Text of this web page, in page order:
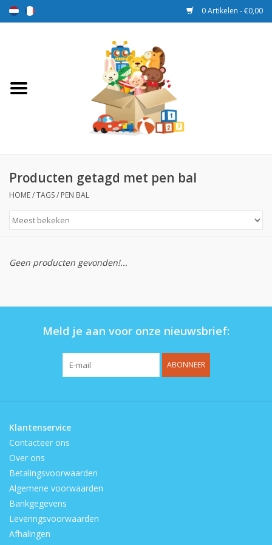
0 Artikelen - €0,00
Speelgoed
Beloningsdozen
Nieuw
Prijs
Producten getagd met pen bal
HOME/TAGS/ PEN BAL
Geen producten gevonden!...
Meld je aan voor onze nieuwsbrief:
ABONNEER
Klantenservice
Contacteer ons
Over ons
Betalingsvoorwaarden
Algemene voorwaarden
Bankgegevens
Leveringsvoorwaarden
Afhalingen